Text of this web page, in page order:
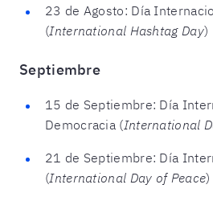
23 de Agosto: Día
(International Hashtag Day)
Septiembre
15 de Septiembre: Día
Democracia (International
21 de Septiembre: Día
(International Day of Peace)